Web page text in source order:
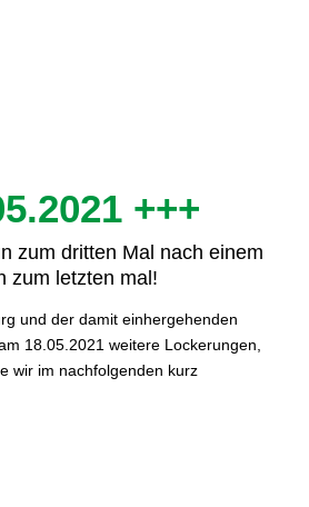
+++
zum dritten Mal nach einem
zum letzten mal!
und der damit einhergehenden
18.05.2021 weitere Lockerungen,
wir im nachfolgenden kurz